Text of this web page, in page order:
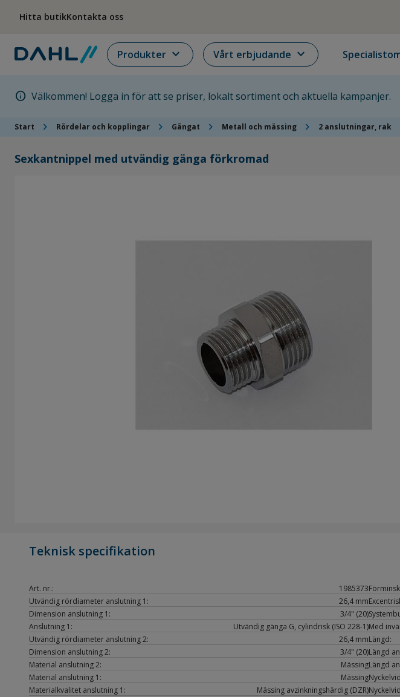
Hitta butikKontakta oss
Produkter expand_more Vårt erbjudande expand_more
info Välkommen! Logga in för att se priser, lokalt sortiment och aktuella kampanjer.
Start chevron_right Rördelar och kopplingar chevron_right Gängat chevron_right Metall och mässing chevron_right 2 anslutningar, rak
Sexkantnippel med utvändig gänga förkromad
Teknisk specifikation
Art. nr.:
1985373
Utvändig rördiameter anslutning 1:
26,4 mm
Dimension anslutning 1:
3/4" (20)
Anslutning 1:
Utvändig gänga G, cylindrisk (ISO 228-1)
Utvändig rördiameter anslutning 2:
26,4 mm
Dimension anslutning 2:
3/4" (20)
Material anslutning 2:
Mässing
Material anslutning 1:
Mässing
Materialkvalitet anslutning 1:
Mässing avzinkningshärdig (DZR)
Med
Längd:
Längd
Längd